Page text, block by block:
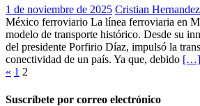
1 de noviembre de 2025 Cristian
México ferroviario La línea ferroviaria en
modelo de transporte histórico. Desde su
del presidente Porfirio Díaz, impulsó la
conectividad de un país. Ya que, debido […]
Paginación
de
« 1 2
Suscríbete por correo electrónico